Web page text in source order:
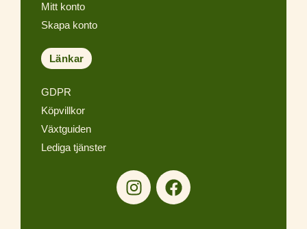
Mitt konto
Skapa konto
Länkar
GDPR
Köpvillkor
Växtguiden
Lediga tjänster
I
n
F
a